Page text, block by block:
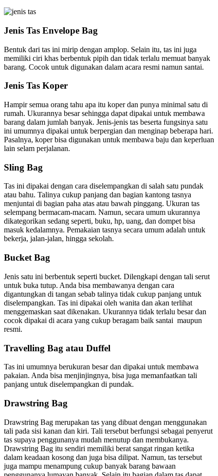
Jenis Tas Envelope Bag
Bentuk dari tas ini mirip dengan amplop. Selain itu, tas ini juga
memiliki ciri khas berbentuk pipih dan tidak terlalu memuat banyak
barang. Cocok untuk digunakan dalam acara resmi namun santai.
Jenis Tas Koper
Hampir semua orang tahu apa itu koper dan punya minimal satu di
rumah. Ukurannya besar sehingga dapat dipakai untuk membawa
barang dalam jumlah banyak. Jenis-jenis tas beserta fungsinya satu
ini umumnya dipakai untuk berpergian dan menginap beberapa hari.
Pasalnya, koper bisa digunakan untuk membawa baju dan keperluan
lain selam perjalanan.
Sling Bag
Tas ini dipakai dengan cara diselempangkan di salah satu pundak
atau bahu. Talinya cukup panjang dan bagian kantong tasnya
menjuntai di bagian paha atas atau bawah pinggang. Ukuran tas
selempang bermacam-macam. Namun, secara umum ukurannya
dikategorikan sedang seperti, buku, hp, uang, dan dompet bisa
masuk kedalamnya. Pemakaian tasnya secara umum adalah untuk
bekerja, jalan-jalan, hingga sekolah.
Bucket Bag
Jenis satu ini berbentuk seperti bucket. Dilengkapi dengan tali serut
untuk buka tutup. Anda bisa membawanya dengan cara
digantungkan di tangan sebab talinya tidak cukup panjang untuk
diselempangkan. Tas ini dipakai oleh wanita dan akan terlihat
menggemaskan saat dikenakan. Ukurannya tidak terlalu besar dan
cocok dipakai di acara yang cukup beragam baik santai maupun
resmi.
Travelling Bag atau Duffel
Tas ini umumnya berukuran besar dan dipakai untuk membawa
pakaian. Anda bisa menjinjingnya, bisa juga memanfaatkan tali
panjang untuk diselempangkan di pundak.
Drawstring Bag
Drawstring Bag merupakan tas yang dibuat dengan menggunakan
tali pada sisi kanan dan kiri. Tali tersebut berfungsi sebagai penyerut
tas supaya penggunanya mudah menutup dan membukanya.
Drawstring Bag itu sendiri memiliki berat sangat ringan ketika
dalam keadaan kosong dan juga bisa dilipat. Namun, tas tersebut
juga mampu menampung cukup banyak barang bawaan